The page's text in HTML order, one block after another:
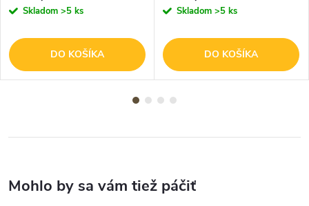
Skladom >5 ks
DO KOŠÍKA
Skladom >5 ks
DO KOŠÍKA